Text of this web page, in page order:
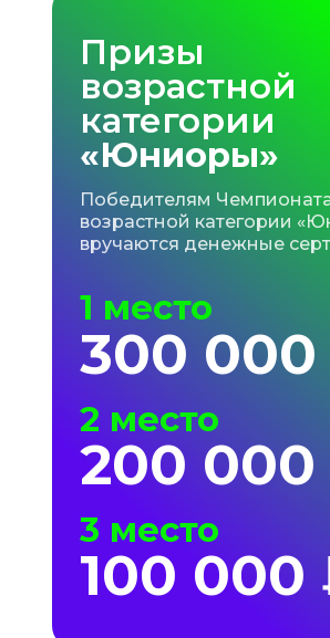
100 000
Призы
возрастной
категории
«Юниоры»
300
Победителям
возрастной категории
вручаются денежные
3 место
2 место
200
1 место